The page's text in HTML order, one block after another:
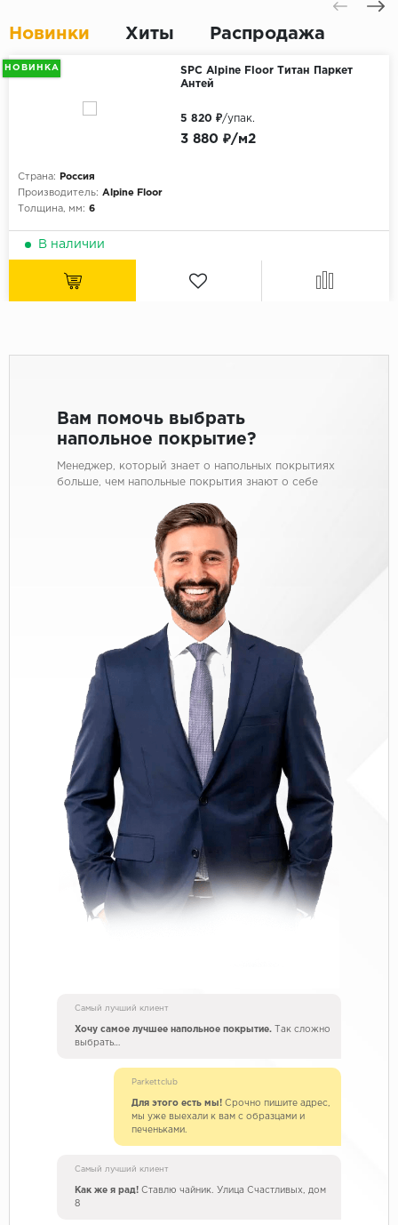
Новинки Хиты Распродажа
НОВИНКА
SPC Alpine Floor Титан Паркет
Антей
Страна:
Россия
Производитель: Alpine Floor
Толщина, мм: 6
3 880 ₽/м2
5 820 ₽/упак.
В наличии
Вам помочь выбрать
напольное покрытие?
Менеджер, который знает о напольных покрытиях
больше, чем напольные покрытия знают о себе
Самый лучший клиент
Хочу самое лучшее напольное покрытие. Так сложно
выбрать…
Parkettclub
Для этого есть мы! Срочно пишите адрес,
мы уже выехали к вам с образцами и
печеньками.
Самый лучший клиент
Как же я рад! Ставлю чайник. Улица Счастливых, дом
8